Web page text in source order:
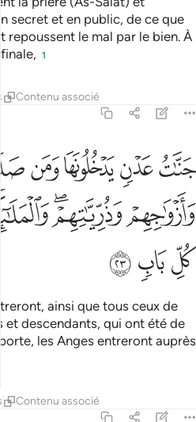
secret et en public, de ce que
repoussent le mal par le bien. À
1
Contenu associé
جنات عدن يدخلونها ومن صلح من
جَنَّـٰتُ عَدْنٍۢ يَدْخُلُونَهَا وَمَن صَلَحَ مِنْ
ﱽﱾﱿﲀﲁ
ﲄﲅﲆﲇ
ﲋﲌﲍ
ainsi que tous ceux de
et descendants, qui ont été de
les Anges entreront auprès
Contenu associé